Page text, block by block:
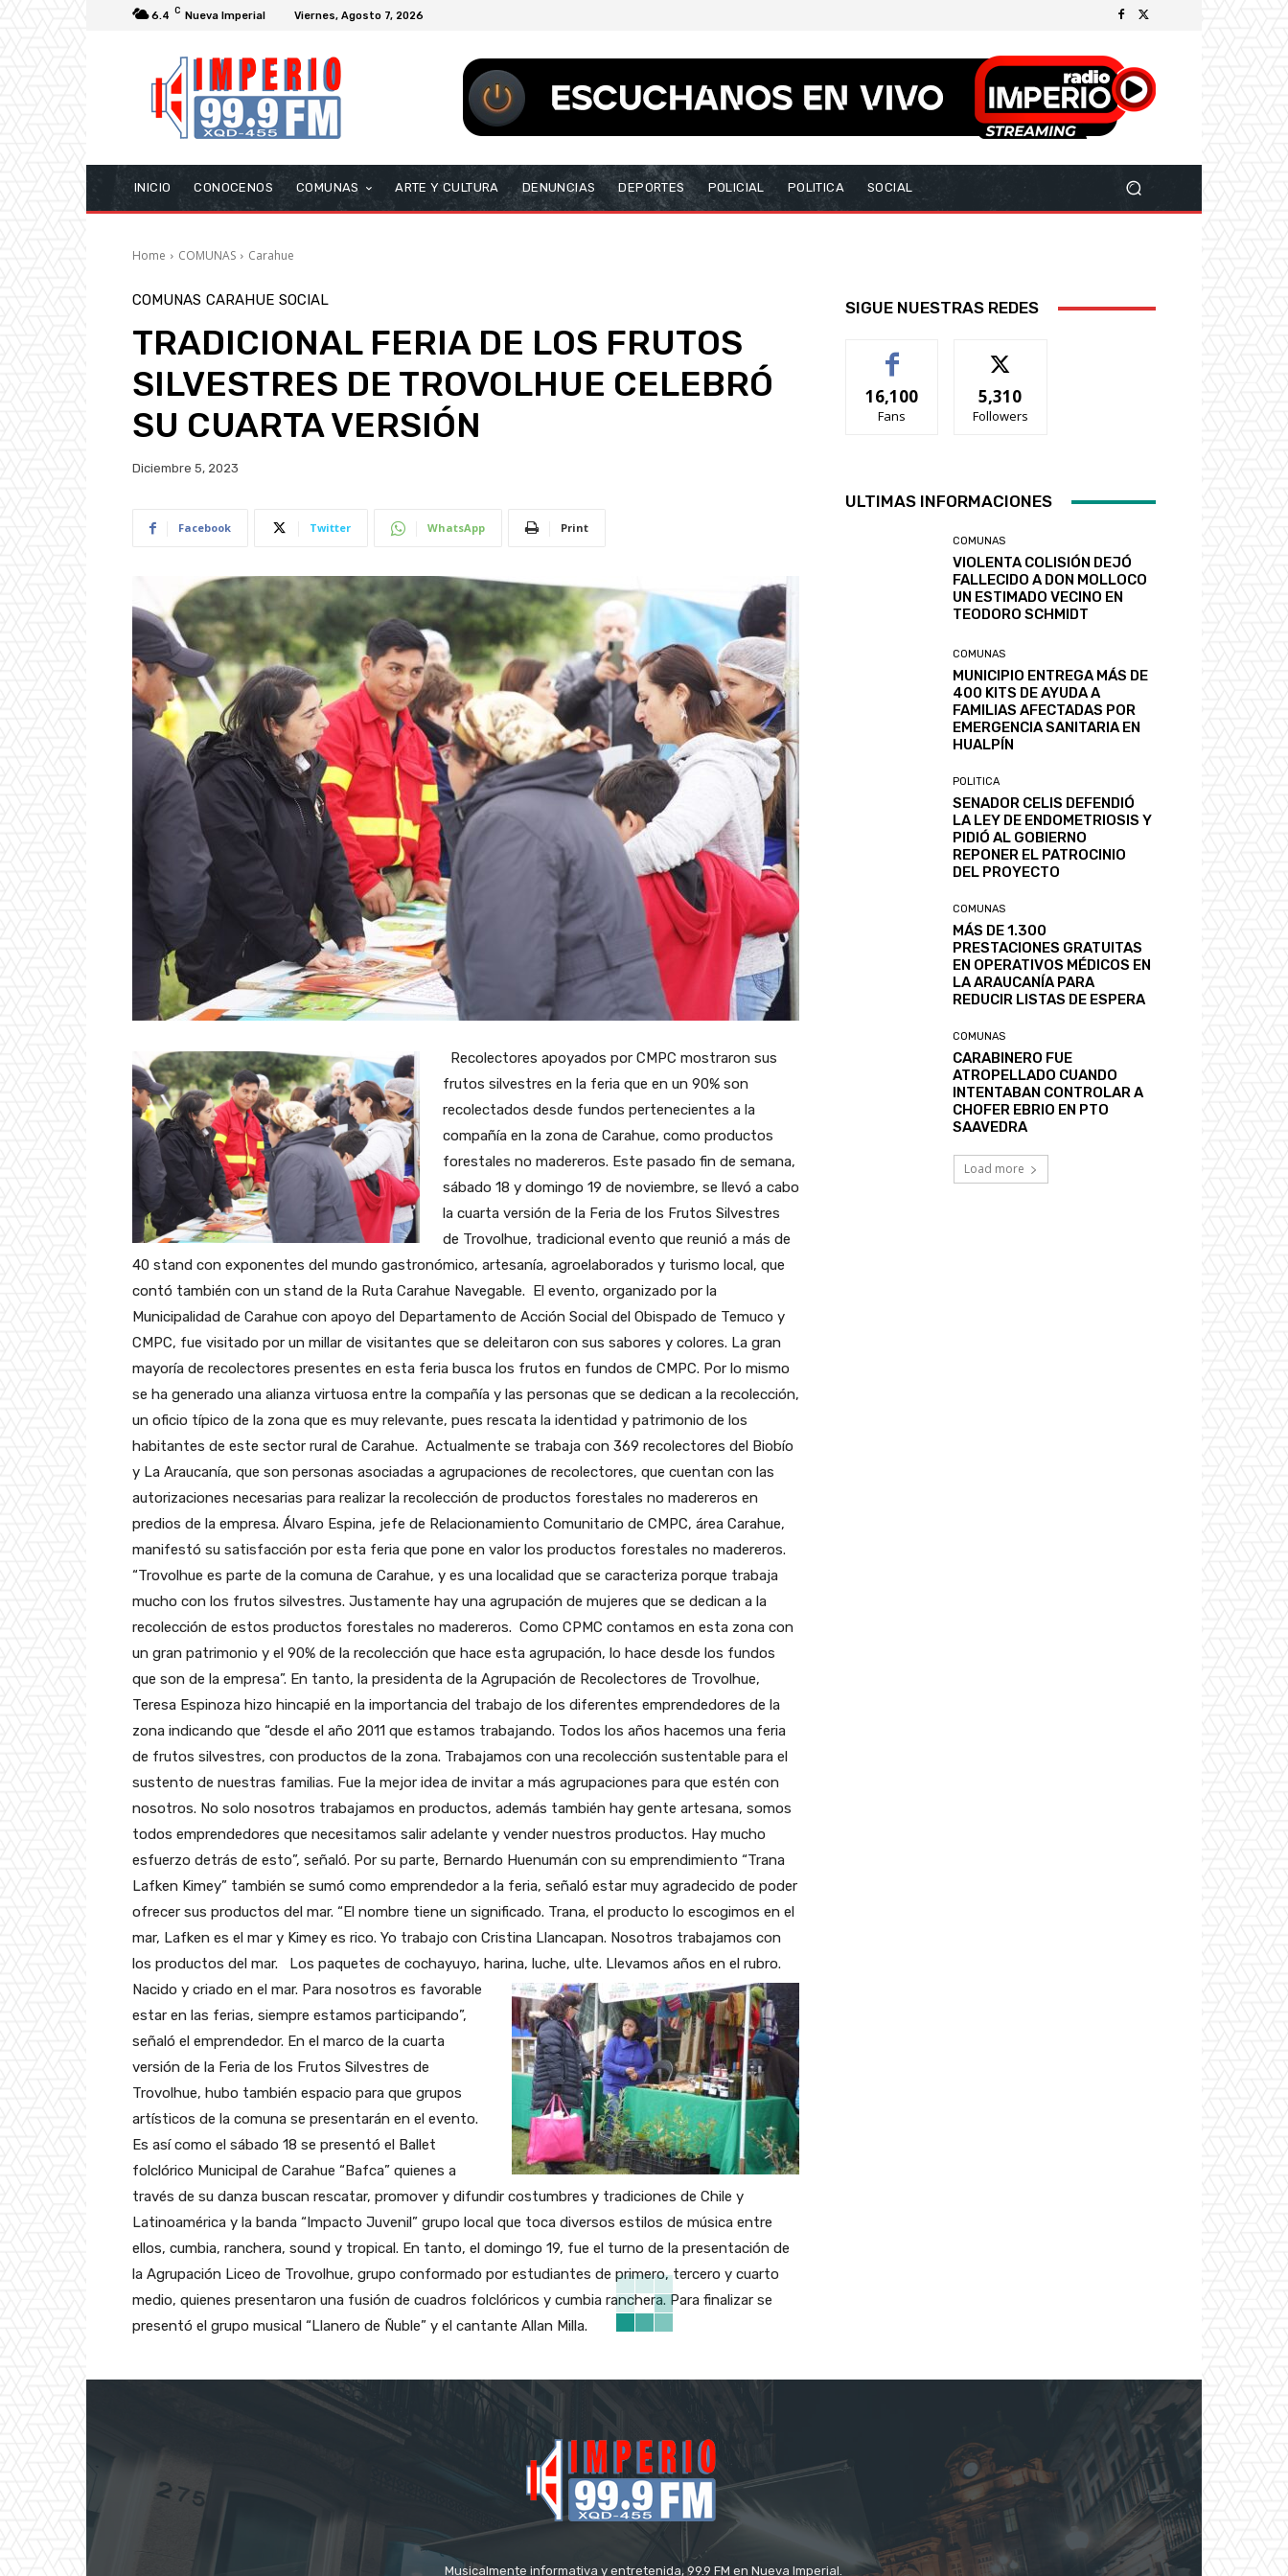
6.4 C Nueva Imperial Viernes, Agosto 7, 2026
INICIO CONOCENOS COMUNAS ARTE Y CULTURA DENUNCIAS DEPORTES POLICIAL POLITICA SOCIAL
Home COMUNAS Carahue
COMUNAS CARAHUE SOCIAL
TRADICIONAL FERIA DE LOS FRUTOS
SILVESTRES DE TROVOLHUE CELEBRÓ
SU CUARTA VERSIÓN
Diciembre 5, 2023
Facebook Twitter WhatsApp Print
Recolectores apoyados por CMPC mostraron sus
frutos silvestres en la feria que en un 90% son
recolectados desde fundos pertenecientes a la
compañía en la zona de Carahue, como productos
forestales no madereros. Este pasado fin de semana,
sábado 18 y domingo 19 de noviembre, se llevó a cabo
la cuarta versión de la Feria de los Frutos Silvestres
de Trovolhue, tradicional evento que reunió a más de
40 stand con exponentes del mundo gastronómico, artesanía, agroelaborados y turismo local, que
contó también con un stand de la Ruta Carahue Navegable. El evento, organizado por la
Municipalidad de Carahue con apoyo del Departamento de Acción Social del Obispado de Temuco y
CMPC, fue visitado por un millar de visitantes que se deleitaron con sus sabores y colores. La gran
mayoría de recolectores presentes en esta feria busca los frutos en fundos de CMPC. Por lo mismo
se ha generado una alianza virtuosa entre la compañía y las personas que se dedican a la recolección,
un oficio típico de la zona que es muy relevante, pues rescata la identidad y patrimonio de los
habitantes de este sector rural de Carahue. Actualmente se trabaja con 369 recolectores del Biobío
y La Araucanía, que son personas asociadas a agrupaciones de recolectores, que cuentan con las
autorizaciones necesarias para realizar la recolección de productos forestales no madereros en
predios de la empresa. Álvaro Espina, jefe de Relacionamiento Comunitario de CMPC, área Carahue,
manifestó su satisfacción por esta feria que pone en valor los productos forestales no madereros.
“Trovolhue es parte de la comuna de Carahue, y es una localidad que se caracteriza porque trabaja
mucho con los frutos silvestres. Justamente hay una agrupación de mujeres que se dedican a la
recolección de estos productos forestales no madereros. Como CPMC contamos en esta zona con
un gran patrimonio y el 90% de la recolección que hace esta agrupación, lo hace desde los fundos
que son de la empresa”. En tanto, la presidenta de la Agrupación de Recolectores de Trovolhue,
Teresa Espinoza hizo hincapié en la importancia del trabajo de los diferentes emprendedores de la
zona indicando que “desde el año 2011 que estamos trabajando. Todos los años hacemos una feria
de frutos silvestres, con productos de la zona. Trabajamos con una recolección sustentable para el
sustento de nuestras familias. Fue la mejor idea de invitar a más agrupaciones para que estén con
nosotros. No solo nosotros trabajamos en productos, además también hay gente artesana, somos
todos emprendedores que necesitamos salir adelante y vender nuestros productos. Hay mucho
esfuerzo detrás de esto”, señaló. Por su parte, Bernardo Huenumán con su emprendimiento “Trana
Lafken Kimey” también se sumó como emprendedor a la feria, señaló estar muy agradecido de poder
ofrecer sus productos del mar. “El nombre tiene un significado. Trana, el producto lo escogimos en el
mar, Lafken es el mar y Kimey es rico. Yo trabajo con Cristina Llancapan. Nosotros trabajamos con
los productos del mar. Los paquetes de cochayuyo, harina, luche, ulte. Llevamos años en el rubro.
Nacido y criado en el mar. Para nosotros es favorable
estar en las ferias, siempre estamos participando”,
señaló el emprendedor. En el marco de la cuarta
versión de la Feria de los Frutos Silvestres de
Trovolhue, hubo también espacio para que grupos
artísticos de la comuna se presentarán en el evento.
Es así como el sábado 18 se presentó el Ballet
folclórico Municipal de Carahue “Bafca” quienes a
través de su danza buscan rescatar, promover y difundir costumbres y tradiciones de Chile y
Latinoamérica y la banda “Impacto Juvenil” grupo local que toca diversos estilos de música entre
ellos, cumbia, ranchera, sound y tropical. En tanto, el domingo 19, fue el turno de la presentación de
la Agrupación Liceo de Trovolhue, grupo conformado por estudiantes de primero, tercero y cuarto
medio, quienes presentaron una fusión de cuadros folclóricos y cumbia ranchera. Para finalizar se
presentó el grupo musical “Llanero de Ñuble” y el cantante Allan Milla.
SIGUE NUESTRAS REDES
16,100
Fans
5,310
Followers
ULTIMAS INFORMACIONES
COMUNAS
VIOLENTA COLISIÓN DEJÓ
FALLECIDO A DON MOLLOCO
UN ESTIMADO VECINO EN
TEODORO SCHMIDT
COMUNAS
MUNICIPIO ENTREGA MÁS DE
400 KITS DE AYUDA A
FAMILIAS AFECTADAS POR
EMERGENCIA SANITARIA EN
HUALPÍN
POLITICA
SENADOR CELIS DEFENDIÓ
LA LEY DE ENDOMETRIOSIS Y
PIDIÓ AL GOBIERNO
REPONER EL PATROCINIO
DEL PROYECTO
COMUNAS
MÁS DE 1.300
PRESTACIONES GRATUITAS
EN OPERATIVOS MÉDICOS EN
LA ARAUCANÍA PARA
REDUCIR LISTAS DE ESPERA
COMUNAS
CARABINERO FUE
ATROPELLADO CUANDO
INTENTABAN CONTROLAR A
CHOFER EBRIO EN PTO
SAAVEDRA
Load more
Musicalmente informativa y entretenida, 99.9 FM en Nueva Imperial.